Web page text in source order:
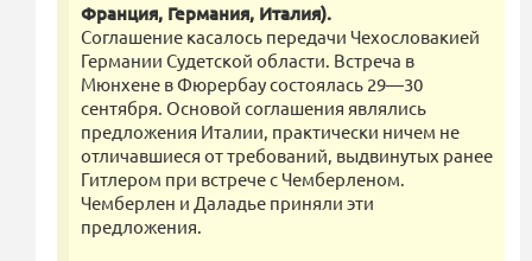
Франция, Германия, Италия).
Соглашение касалось передачи Чехословакией
Германии Судетской области. Встреча в
Мюнхене в Фюрербау состоялась 29—30
сентября. Основой соглашения являлись
предложения Италии, практически ничем не
отличавшиеся от требований, выдвинутых ранее
Гитлером при встрече с Чемберленом.
Чемберлен и Даладье приняли эти
предложения.